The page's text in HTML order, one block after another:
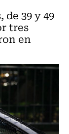
39 y 49
tres
en